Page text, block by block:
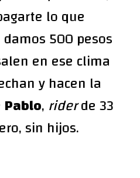
lo que
500 pesos
en ese clima
y hacen la
Pablo, riderde 33
sin hijos.